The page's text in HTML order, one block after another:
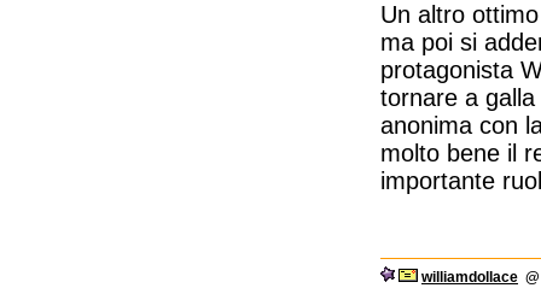
Un altro
ma poi si
protagonista
tornare a
anonima con
molto bene il
importante
williamdollace